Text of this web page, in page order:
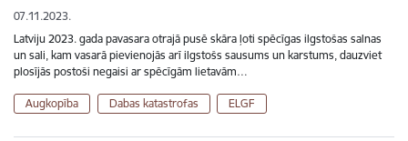
07.11.2023.
Latviju 2023. gada pavasara otrajā pusē skāra ļoti spēcīgas ilgstošas salnas
un sali, kam vasarā pievienojās arī ilgstošs sausums un karstums, dauzviet
plosījās postoši negaisi ar spēcīgām lietavām…
Augkopība Dabas katastrofas ELGF